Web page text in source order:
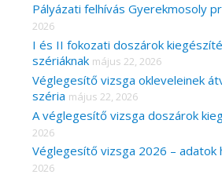
Pályázati felhívás Gyerekmosoly
2026
I és II fokozati doszárok
szériáknak május 22, 2026
Véglegesítő vizsga okleveleinek
széria május 22, 2026
A véglegesítő vizsga doszárok
2026
Véglegesítő vizsga 2026 – adatok
2026